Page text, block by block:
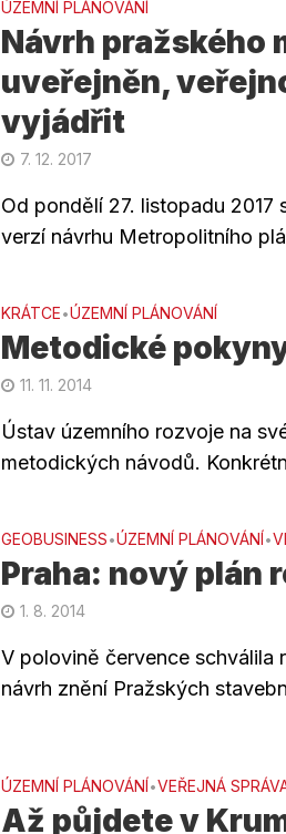
ÚZEMNÍ PLÁNOVÁNÍ
Návrh pražského
uveřejněn,
vyjádřit
7. 12. 2017
Od pondělí 27. listopadu 2017
verzí návrhu Metropolitního
KRÁTCE•ÚZEMNÍ PLÁNOVÁNÍ
Metodické
11. 11. 2014
Ústav územního rozvoje na
metodických návodů.
GEOBUSINESS•ÚZEMNÍ PLÁNOVÁNÍ•
Praha: nový plán
1. 8. 2014
V polovině července schválila
návrh znění Pražských
ÚZEMNÍ PLÁNOVÁNÍ•VEŘEJNÁ
Až půjdete v